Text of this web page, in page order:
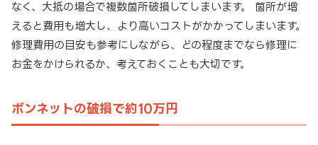
なく、大抵の場合で複数箇所破損してしまいます。 箇所が増
えると費用も増大し、より高いコストがかかってしまいます。
修理費用の目安も参考にしながら、どの程度までなら修理に
お金をかけられるか、考えておくことも大切です。
ボンネットの破損で約10万円